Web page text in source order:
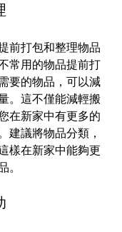
前打包和整理物品
常用的物品提前打
要的物品，可以減
。這不僅能減輕搬
在新家中有更多的
建議將物品分類，
樣在新家中能夠更
。